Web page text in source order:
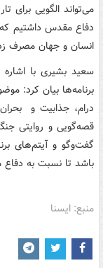
می‌تواند الگویی برای
دفاع مقدس داشتیم که
انسان و جهان مصرف
سعید بشیری با اشاره
برنامه‌ها بیان کرد:
درام، جذابیت و
قصه‌گویی و روایتی
گفت‌وگو و آیتم‌های
باشد تا نسبت به
منبع: ایسنا